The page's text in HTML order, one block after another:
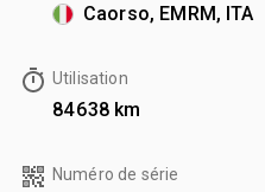
Caorso, EMRM, ITA
Utilisation
84 638 km
Numéro de série